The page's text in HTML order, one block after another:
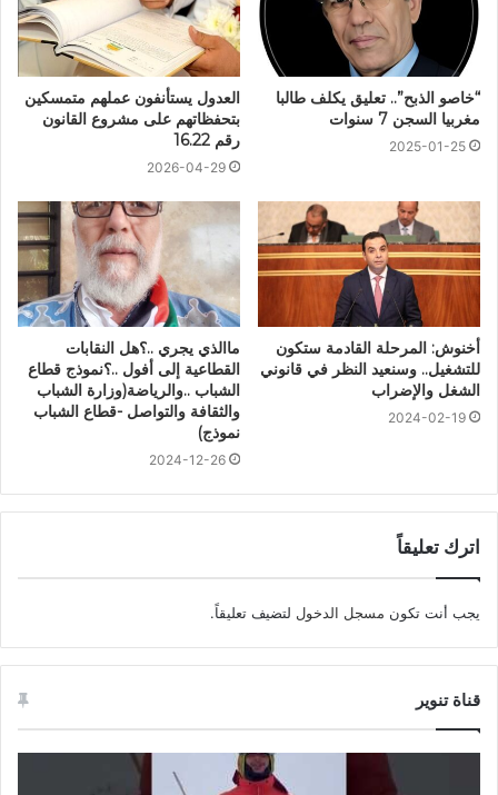
“خاصو الذبح”.. تعليق يكلف طالبا
مغربيا السجن 7 سنوات
2025-01-25
العدول يستأنفون عملهم متمسكين
بتحفظاتهم على مشروع القانون
رقم 16.22
2026-04-29
أخنوش: المرحلة القادمة ستكون
للتشغيل.. وسنعيد النظر في قانوني
الشغل والإضراب
2024-02-19
ماالذي يجري ..؟هل النقابات
القطاعية إلى أفول ..؟نموذج قطاع
الشباب ..والرياضة(وزارة الشباب
والثقافة والتواصل -قطاع الشباب
نموذج)
2024-12-26
اترك تعليقاً
يجب أنت تكون مسجل الدخول لتضيف تعليقاً.
قناة تنوير